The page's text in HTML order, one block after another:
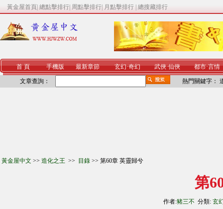
黃金屋首頁 總點擊排行 周點擊排行 月點擊排行 總搜藏排行
首 頁 手機版 最新章節 玄幻·奇幻 武俠·仙俠 都市·言情
文章查詢： 熱門關鍵字：
黃金屋中文 >> 造化之王 >> 目錄 >> 第60章 英靈歸兮
第
作者:豬三不 分類: 玄